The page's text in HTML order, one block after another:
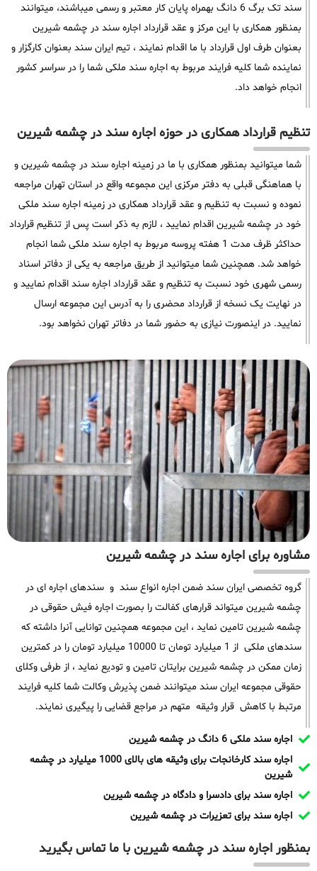
سند تک برگ 6 دانگ بهمراه پایان کار معتبر و رسمی میباشند، میتوانند
بمنظور همکاری با این مرکز و عقد قرارداد اجاره سند در چشمه شیرین
بعنوان طرف اول قرارداد با ما اقدام نمایند ، تیم ایران سند بعنوان کارگزار و
نماینده شما کلیه فرایند مربوط به اجاره سند ملکی شما را در سراسر کشور
انجام خواهد داد.
تنظیم قرارداد همکاری در حوزه اجاره سند در چشمه شیرین
شما میتوانید بمنظور همکاری با ما در زمینه اجاره سند در چشمه شیرین و
با هماهنگی قبلی به دفتر مرکزی این مجموعه واقع در استان تهران مراجعه
نموده و نسبت به تنظیم و عقد قرارداد همکاری در زمینه اجاره سند ملکی
خود در چشمه شیرین اقدام نمایید ، لازم به ذکر است پس از تنظیم قرارداد
حداکثر ظرف مدت 1 هفته پروسه مربوط به اجاره سند ملکی شما انجام
خواهد شد. همچنین شما میتوانید از طریق مراجعه به یکی از دفاتر اسناد
رسمی شهری خود نسبت به تنظیم و عقد قرارداد اجاره سند اقدام نمایید و
در نهایت یک نسخه از قرارداد محضری را به آدرس این مجموعه ارسال
نمایید. در اینصورت نیازی به حضور شما در دفاتر تهران نخواهد بود.
مشاوره برای اجاره سند در چشمه شیرین
گروه تخصصی ایران سند ضمن اجاره انواع سند و سندهای اجاره ای در
چشمه شیرین میتواند قرارهای کفالت را بصورت اجاره فیش حقوقی در
چشمه شیرین تامین نماید ، این مجموعه همچنین توانایی آنرا داشته که
سندهای ملکی از 1 میلیارد تومان تا 10000 میلیارد تومان را در کمترین
زمان ممکن در چشمه شیرین برایتان تامین و تودیع نماید ، از طرفی وکلای
حقوقی مجموعه ایران سند میتوانند ضمن پذیرش وکالت شما کلیه فرایند
مرتبط با کاهش قرار وثیقه متهم در مراجع قضایی را پیگیری نمایند.
اجاره سند ملکی 6 دانگ در چشمه شیرین
اجاره سند کارخانجات برای وثیقه های بالای 1000 میلیارد در چشمه
شیرین
اجاره سند برای دادسرا و دادگاه در چشمه شیرین
اجاره سند برای تعزیرات در چشمه شیرین
بمنظور اجاره سند در چشمه شیرین با ما تماس بگیرید